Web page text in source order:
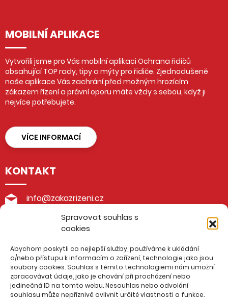
Spravovat souhlas s
cookies
Abychom poskytli co nejlepší služby, používáme k ukládání
a/nebo přístupu k informacím o zařízení, technologie jako jsou
soubory cookies. Souhlas s těmito technologiemi nám umožní
zpracovávat údaje, jako je chování při procházení nebo
jedinečná ID na tomto webu. Nesouhlas nebo odvolání
souhlasu může nepříznivě ovlivnit určité vlastnosti a funkce.
MOBILNÍ APLIKACE
Vytvořili jsme pro Vás mobilní aplikaci Ochrana řidičů
obsahující TOP rady, tipy a mýty pro řidiče. Zjednodušeně
naše aplikace Vás zachrání před možným hrozícím
zákazem řízení a právní oporu máte vždy s sebou, když ji
nejvíce potřebujete.
VÍCE INFORMACÍ
KONTAKT
info@zakazrizeni.cz
+420 605 199 188
advokátní kancelář Burda & Pohlůdková
Husova 48/4, 276 01 Mělník
IČO: 016 65 910
Evidenční číslo ČAK: 22152